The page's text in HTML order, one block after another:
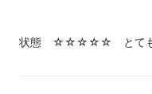
状態 ☆☆☆☆☆ とても状